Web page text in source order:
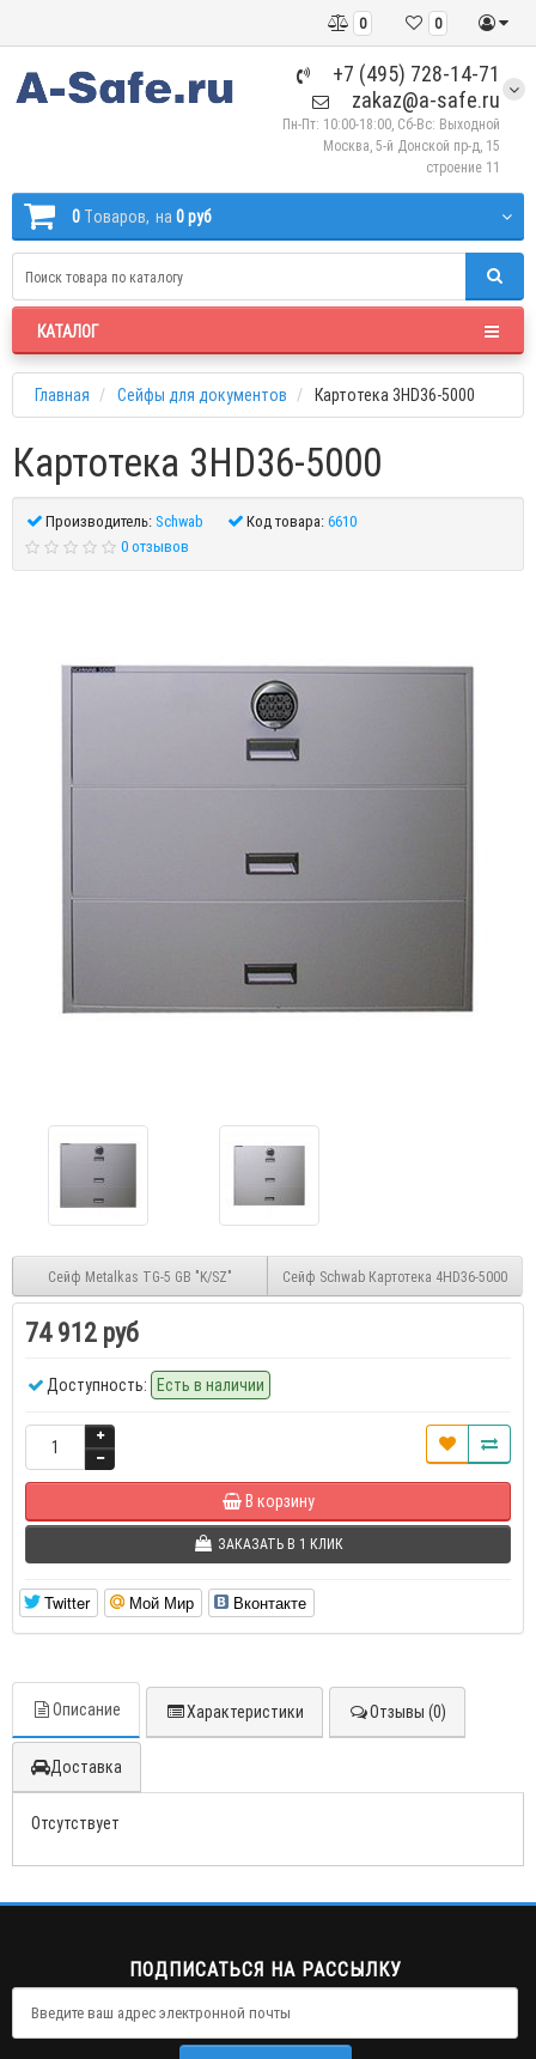
0
0
+7 (495) 728-14-71
zakaz@a-safe.ru
Пн-Пт: 10:00-18:00, Сб-Вс: Выходной
Москва, 5-й Донской пр-д, 15
строение 11
0 Tоваров, на 0 руб
КАТАЛОГ
Главная Сейфы для документов Картотека 3HD36-5000
Картотека 3HD36-5000
Производитель:Schwab Код товара:6610
0 отзывов
Сейф Metalkas TG-5 GB "K/SZ" Сейф Schwab Картотека 4HD36-5000
74 912 руб
Доступность: Есть в наличии
В корзину
ЗАКАЗАТЬ В 1 КЛИК
Twitter Мой Мир Вконтакте
Описание Характеристики Отзывы (0)
Доставка
Отсутствует
ПОДПИСАТЬСЯ НА РАССЫЛКУ